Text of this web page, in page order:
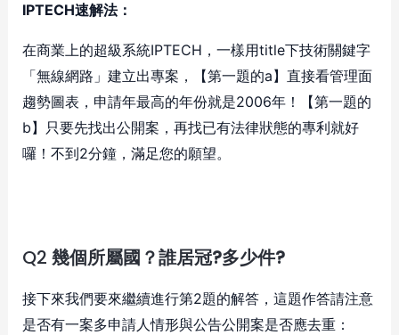
IPTECH速解法：
在商業上的超級系統IPTECH，一樣用title下技術關鍵字
「無線網路」建立出專案，【第一題的a】直接看管理面
趨勢圖表，申請年最高的年份就是2006年！【第一題的
b】只要先找出公開案，再找已有法律狀態的專利就好
囉！不到2分鐘，滿足您的願望。
Q2 幾個所屬國？誰居冠?多少件?
接下來我們要來繼續進行第2題的解答，這題作答請注意
是否有一案多申請人情形與公告公開案是否應去重：